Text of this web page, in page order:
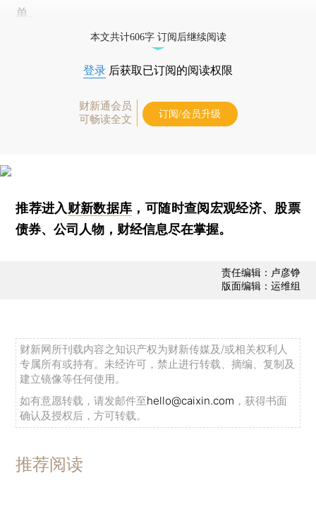
单。
本文共计606字 订阅后继续阅读
登录 后获取已订阅的阅读权限
财新通会员
可畅读全文
订阅/会员升级
推荐进入财新数据库 ，可随时查阅宏观经济、股票
债券、公司人物，财经信息尽在掌握。
责任编辑：卢彦铮
版面编辑：运维组
财新网所刊载内容之知识产权为财新传媒及/或相关权利人
专属所有或持有。未经许可，禁止进行转载、摘编、复制及
建立镜像等任何使用。
如有意愿转载，请发邮件至hello@caixin.com ，获得书面
确认及授权后，方可转载。
推荐阅读